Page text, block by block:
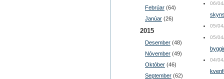
Febrúar (64)
Janúar (26)
2015
Desember (48)
Nóvember (49)
Október (46)
September (62)
06/
05/
05/
04/